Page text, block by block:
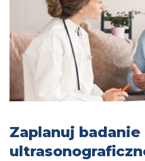
Zaplanuj badanie